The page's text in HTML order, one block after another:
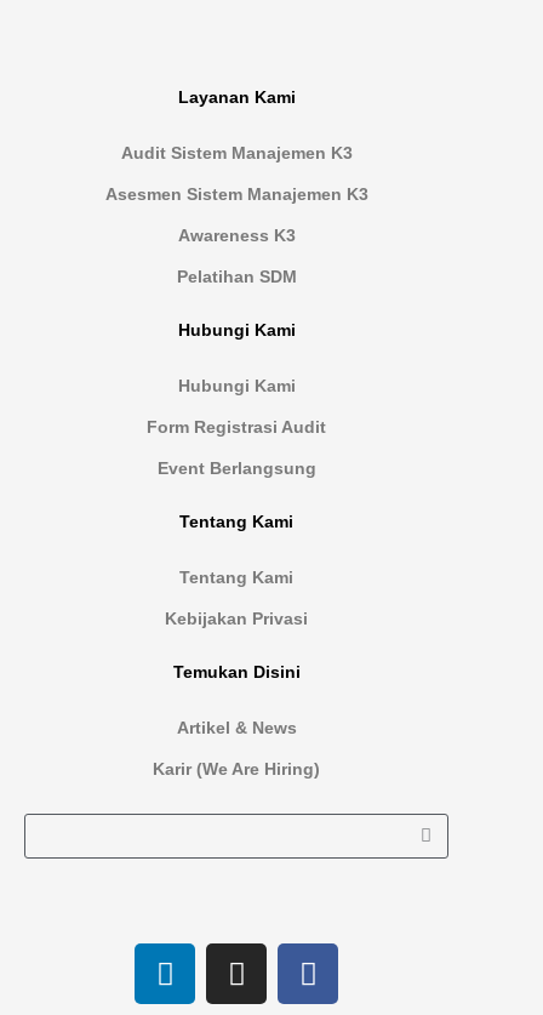
Layanan Kami
Audit Sistem Manajemen K3
Asesmen Sistem Manajemen K3
Awareness K3
Pelatihan SDM
Hubungi Kami
Hubungi Kami
Form Registrasi Audit
Event Berlangsung
Tentang Kami
Tentang Kami
Kebijakan Privasi
Temukan Disini
Artikel & News
Karir (We Are Hiring)
L
i
I
n
F
a